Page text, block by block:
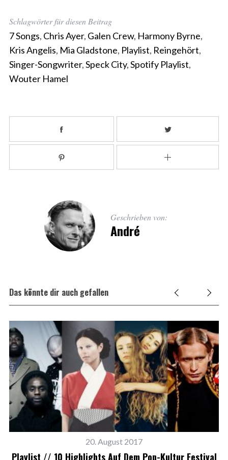
Schlagwörter für diesen Beitrag
7 Songs, Chris Ayer, Galen Crew, Harmony Byrne,
Kris Angelis, Mia Gladstone, Playlist, Reingehört,
Singer-Songwriter,Speck City,Spotify Playlist,
Wouter Hamel
Geschrieben von:
André
Das könnte dir auch gefallen
20. August 2017
Playlist // 10 Highlights Auf Dem Pop-Kultur Festival